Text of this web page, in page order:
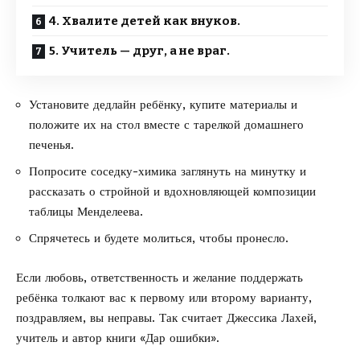
4. Хвалите детей как внуков.
5. Учитель — друг, а не враг.
Установите дедлайн ребёнку, купите материалы и
положите их на стол вместе с тарелкой домашнего
печенья.
Попросите соседку-химика заглянуть на минутку и
рассказать о стройной и вдохновляющей композиции
таблицы Менделеева.
Спрячетесь и будете молиться, чтобы пронесло.
Если любовь, ответственность и желание поддержать
ребёнка толкают вас к первому или второму варианту,
поздравляем, вы неправы. Так считает Джессика Лахей,
учитель и автор книги «Дар ошибки».